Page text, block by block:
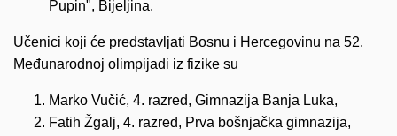
Pupin", Bijeljina.
Učenici koji će predstavljati Bosnu i Hercegovinu na 52.
Međunarodnoj olimpijadi iz fizike su
Marko Vučić, 4. razred, Gimnazija Banja Luka,
Fatih Žgalj, 4. razred, Prva bošnjačka gimnazija,